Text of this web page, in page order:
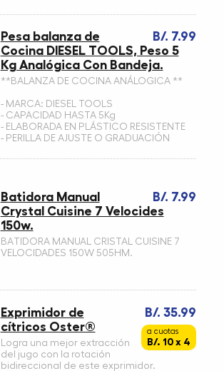
B/. 7.99
Pesa balanza de
Cocina DIESEL TOOLS, Peso 5
Kg Analógica Con Bandeja.
**BALANZA DE COCINA ANÁLOGICA **
- MARCA: DIESEL TOOLS
- CAPACIDAD HASTA 5Kg
- ELABORADA EN PLÁSTICO RESISTENTE
- PERILLA DE AJUSTE O GRADUACIÓN
B/. 7.99
Batidora Manual
Crystal Cuisine 7 Velocides
150w.
BATIDORA MANUAL CRISTAL CUISINE 7
VELOCIDADES 150W 505HM.
B/. 35.99
a cuotas
B/. 10 x 4
Exprimidor de
cítricos Oster®
Logra una mejor extracción
del jugo con la rotación
bidireccional de este exprimidor.